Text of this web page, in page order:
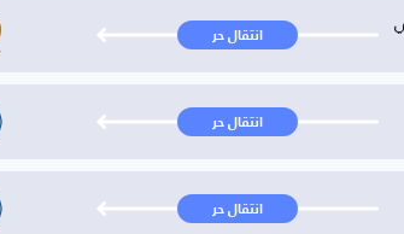
انتقال حر
انتقال حر
انتقال حر